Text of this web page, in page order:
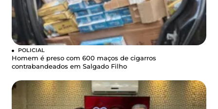
POLICIAL
Homem é preso com 600 maços de cigarros
contrabandeados em Salgado Filho